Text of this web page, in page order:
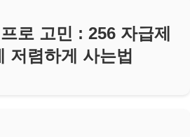
로 고민 : 256 자급제
저렴하게 사는법